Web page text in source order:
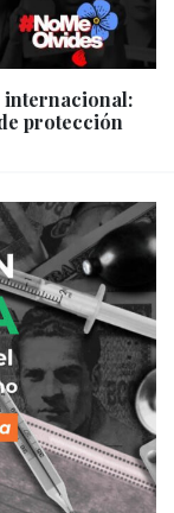
internacional:
protección